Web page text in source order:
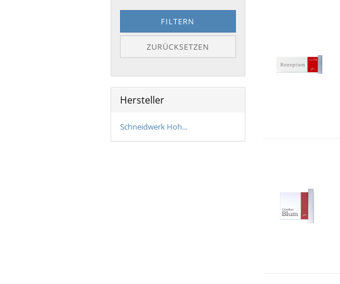
FILTERN
ZURÜCKSETZEN
Hersteller
Schneidwerk Hoh...